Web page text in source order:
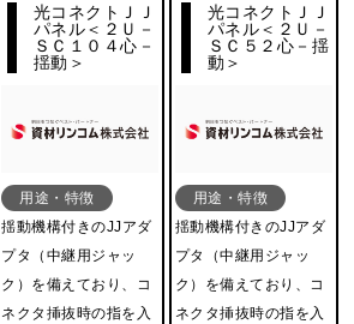
光コネクトＪＪ
パネル＜２Ｕ－
ＳＣ１０４心－
揺動＞
用途・特徴
揺動機構付きのJJアダ
プタ（中継用ジャッ
ク）を備えており、コ
ネクタ挿抜時の指を入
光コネクトＪＪ
パネル＜２Ｕ－
ＳＣ５２心－揺
動＞
用途・特徴
揺動機構付きのJJアダ
プタ（中継用ジャッ
ク）を備えており、コ
ネクタ挿抜時の指を入